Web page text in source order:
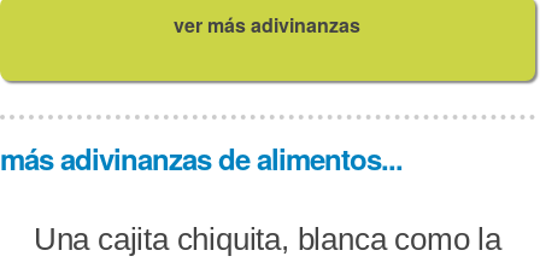
ver más adivinanzas
más adivinanzas de alimentos...
Una cajita chiquita, blanca como la